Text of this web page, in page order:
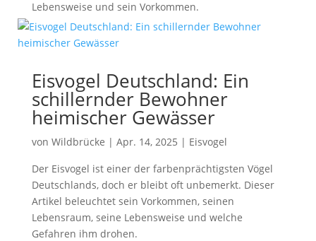
Lebensweise und sein Vorkommen.
Eisvogel Deutschland: Ein
schillernder Bewohner
heimischer Gewässer
von Wildbrücke | Apr. 14, 2025 | Eisvogel
Der Eisvogel ist einer der farbenprächtigsten Vögel
Deutschlands, doch er bleibt oft unbemerkt. Dieser
Artikel beleuchtet sein Vorkommen, seinen
Lebensraum, seine Lebensweise und welche
Gefahren ihm drohen.